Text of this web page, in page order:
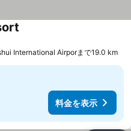
International Airporまで19.0 km
料金を表示